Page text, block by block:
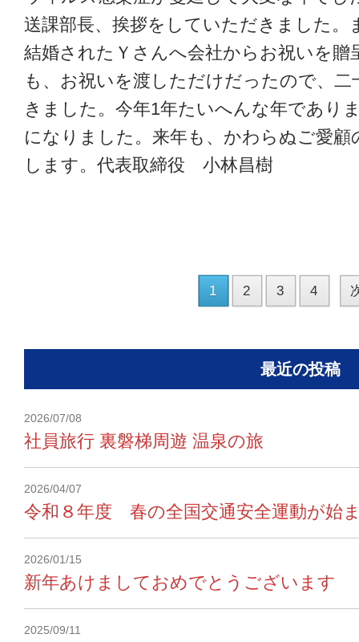
送課部長、挨拶をしていただきました。
結婚されたＹさんへ会社からお祝いを贈
も、お祝いを渡しただけだったので、
きました。今年1年たいへんな年であり
になりました。来年も、かわらぬご愛
します。代表取締役 小林昌樹
1 2 3 4
最近の投稿
2026/07/08
社員旅行 裏磐梯周遊 温泉の旅
2026/04/07
令和８年度 春の全国交通安全運動が始
2026/01/15
新年あけましておめでとうございます
2025/09/11